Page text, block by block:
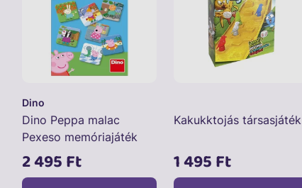
Dino
Dino Peppa malac
Pexeso memóriajáték
2 495 Ft
Kakukktojás társasjáték
1 495 Ft